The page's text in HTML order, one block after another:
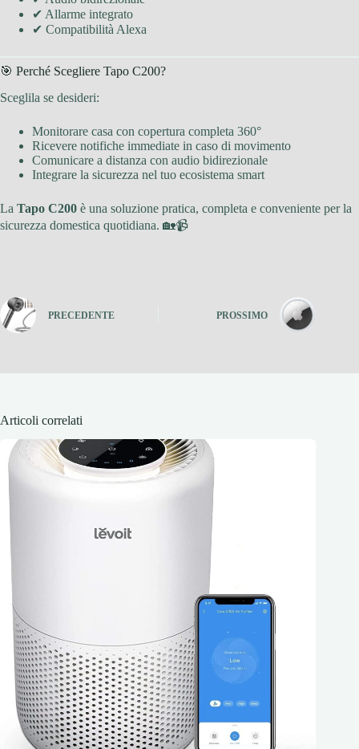
✔ Allarme integrato
✔ Compatibilità Alexa
🎯 Perché Scegliere Tapo C200?
Sceglila se desideri:
Monitorare casa con copertura completa 360°
Ricevere notifiche immediate in caso di movimento
Comunicare a distanza con audio bidirezionale
Integrare la sicurezza nel tuo ecosistema smart
La Tapo C200 è una soluzione pratica, completa e conveniente per la
sicurezza domestica quotidiana. 🏡📹
PRECEDENTE PROSSIMO
Articoli correlati